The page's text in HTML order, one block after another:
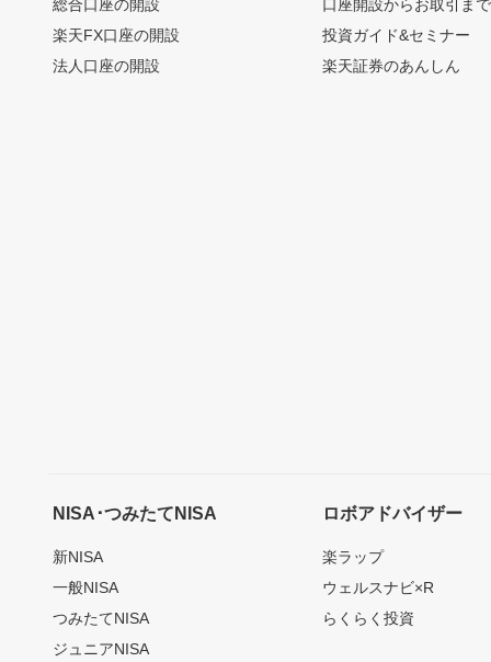
総合口座の開設
楽天FX口座の開設
法人口座の開設
口座開設からお取引ま
投資ガイド&セミナー
楽天証券のあんしん
NISA･つみたてNISA
新NISA
一般NISA
つみたてNISA
ジュニアNISA
ロボアドバイザー
楽ラップ
ウェルスナビ×R
らくらく投資